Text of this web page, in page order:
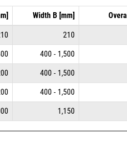
Width B [mm]
210
400 - 1,500
400 - 1,500
400 - 1,500
1,150